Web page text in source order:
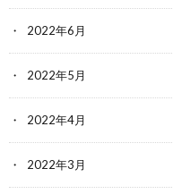
2022年6月
2022年5月
2022年4月
2022年3月